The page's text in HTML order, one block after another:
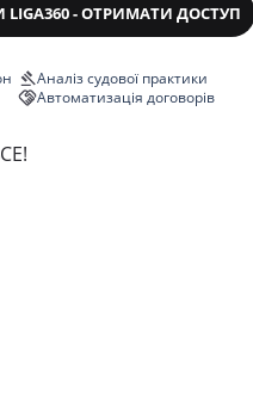
- ОТРИМАТИ ДОСТУП
Аналіз судової практики
Автоматизація договорів